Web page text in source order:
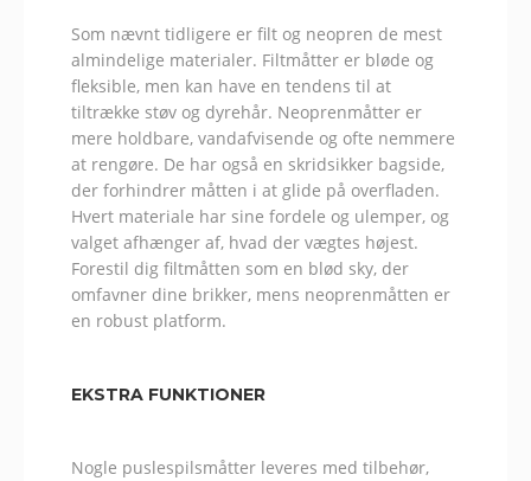
Som nævnt tidligere er filt og neopren de mest
almindelige materialer. Filtmåtter er bløde og
fleksible, men kan have en tendens til at
tiltrække støv og dyrehår. Neoprenmåtter er
mere holdbare, vandafvisende og ofte nemmere
at rengøre. De har også en skridsikker bagside,
der forhindrer måtten i at glide på overfladen.
Hvert materiale har sine fordele og ulemper, og
valget afhænger af, hvad der vægtes højest.
Forestil dig filtmåtten som en blød sky, der
omfavner dine brikker, mens neoprenmåtten er
en robust platform.
EKSTRA FUNKTIONER
Nogle puslespilsmåtter leveres med tilbehør,